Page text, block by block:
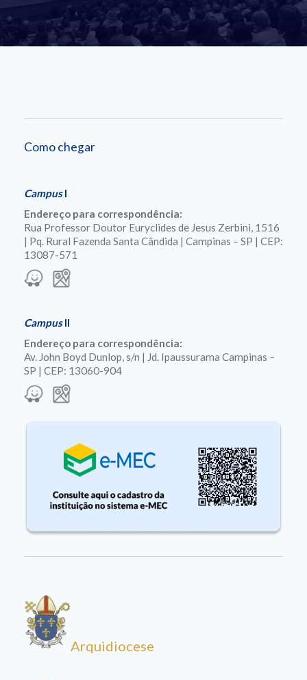
Como chegar
CampusI
Endereço para correspondência:
Rua Professor Doutor Euryclides de Jesus Zerbini, 1516
| Pq. Rural Fazenda Santa Cândida | Campinas – SP | CEP:
13087-571
CampusII
Endereço para correspondência:
Av. John Boyd Dunlop, s/n | Jd. Ipaussurama Campinas –
SP | CEP: 13060-904
Arquidiocese